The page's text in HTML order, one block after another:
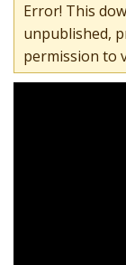
Error! This
unpublished,
permission to